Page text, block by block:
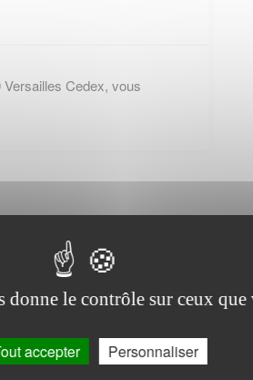
Cedex, vous
de tourisme de
donne le contrôle sur ceux
accepter Personnaliser